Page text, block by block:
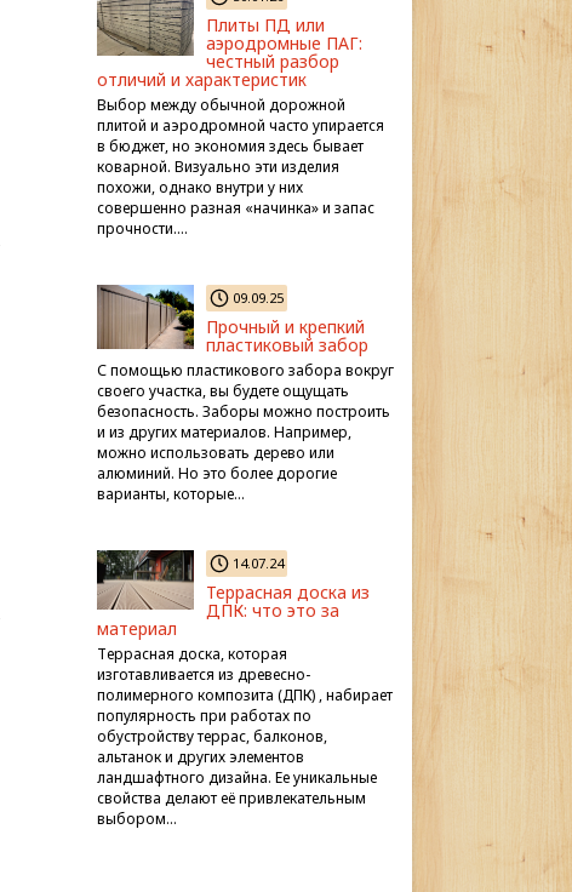
Плиты ПД или
аэродромные ПАГ:
честный разбор
отличий и характеристик
Выбор между обычной дорожной
плитой и аэродромной часто упирается
в бюджет, но экономия здесь бывает
коварной. Визуально эти изделия
похожи, однако внутри у них
совершенно разная «начинка» и запас
прочности….
09.09.25
Прочный и крепкий
пластиковый забор
С помощью пластикового забора вокруг
своего участка, вы будете ощущать
безопасность. Заборы можно построить
и из других материалов. Например,
можно использовать дерево или
алюминий. Но это более дорогие
варианты, которые…
14.07.24
Террасная доска из
ДПК: что это за
материал
Террасная доска, которая
изготавливается из древесно-
полимерного композита (ДПК) , набирает
популярность при работах по
обустройству террас, балконов,
альтанок и других элементов
ландшафтного дизайна. Ее уникальные
свойства делают её привлекательным
выбором…